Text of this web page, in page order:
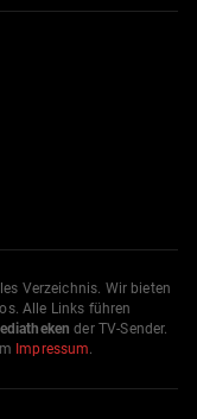
Verzeichnis. Wir bieten
Alle Links führen
der TV-Sender.
Impressum.